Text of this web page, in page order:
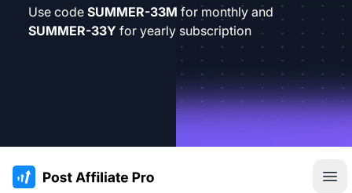
Use code SUMMER-33M for monthly and
SUMMER-33Y for yearly subscription
:site.title